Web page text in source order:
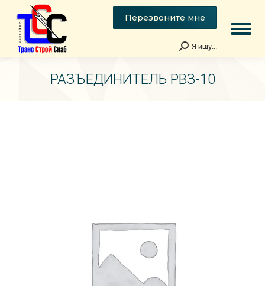
Перезвоните мне
Поиск:
Я ищу...
РАЗЪЕДИНИТЕЛЬ РВЗ-10